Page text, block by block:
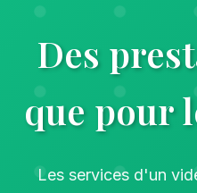
Des
que pour
Les services d'un